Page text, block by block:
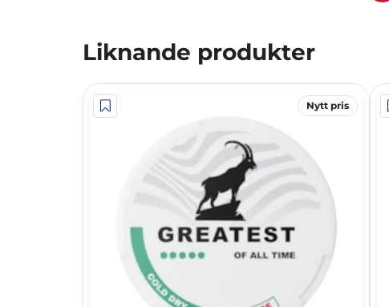
Liknande produkter
Nytt pris